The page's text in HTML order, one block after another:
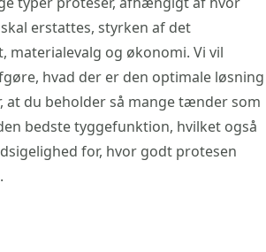
erstattes, styrken af det
materialevalg og økonomi. Vi vil
hvad der er den optimale løsning
at du beholder så mange tænder som
bedste tyggefunktion, hvilket også
for, hvor godt protesen